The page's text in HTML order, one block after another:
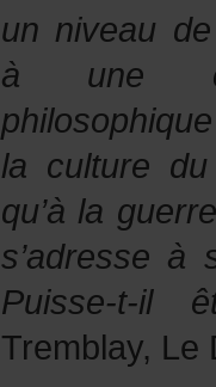
Puisse-t-